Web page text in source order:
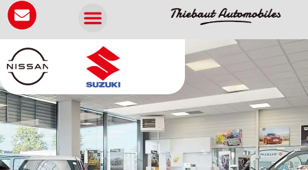
Panneau de gestion des cookies